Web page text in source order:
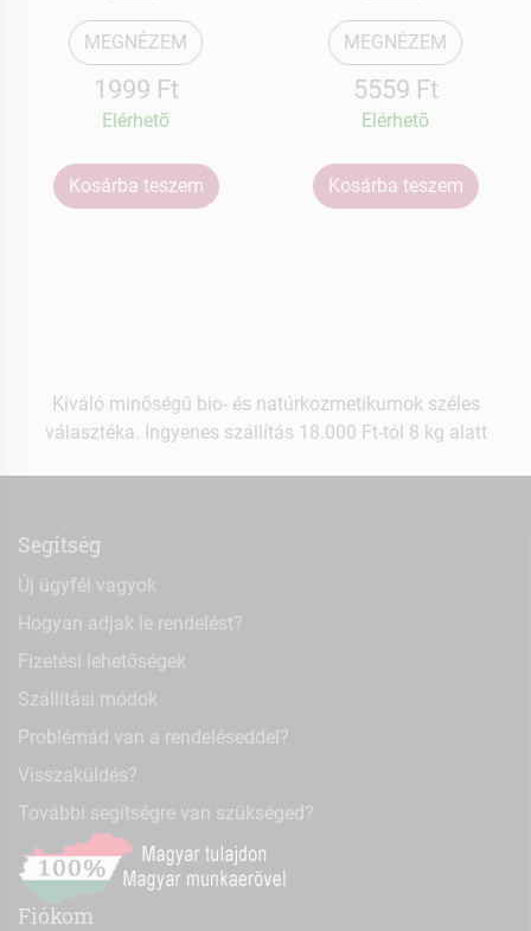
MEGNÉZEM
1999 Ft
Elérhetõ
Kosárba teszem
MEGNÉZEM
5559 Ft
Elérhetõ
Kosárba teszem
Kiváló minőségű bio- és natúrkozmetikumok széles
választéka. Ingyenes szállítás 18.000 Ft-tól 8 kg alatt
Segítség
Új ügyfél vagyok
Hogyan adjak le rendelést?
Fizetési lehetőségek
Szállítási módok
Problémád van a rendeléseddel?
Visszaküldés?
További segítségre van szükséged?
Fiókom